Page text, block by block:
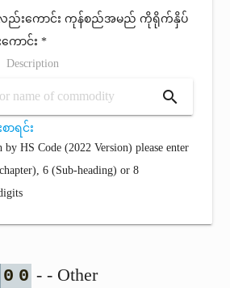
ော်လည်းကောင်း ကုန်စည်အမည် ကိုရိုက်နှိပ်
ကောင်း *
Description
search
ာရင်း
HS Code (2022 Version) please enter
6 (Sub-heading) or 8
0 0 - - Other